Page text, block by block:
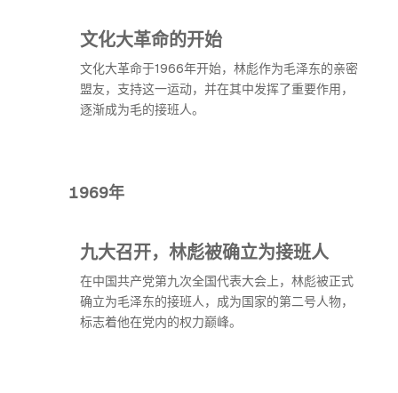
文化大革命的开始
文化大革命于1966年开始，林彪作为毛泽东的亲密
盟友，支持这一运动，并在其中发挥了重要作用，
逐渐成为毛的接班人。
1969年
九大召开，林彪被确立为接班人
在中国共产党第九次全国代表大会上，林彪被正式
确立为毛泽东的接班人，成为国家的第二号人物，
标志着他在党内的权力巅峰。